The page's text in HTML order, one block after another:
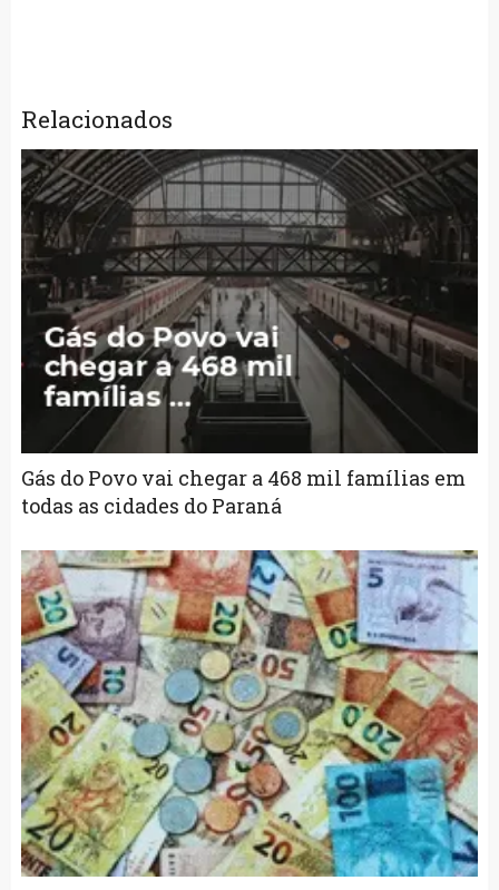
Relacionados
Gás do Povo vai chegar a 468 mil famílias em
todas as cidades do Paraná